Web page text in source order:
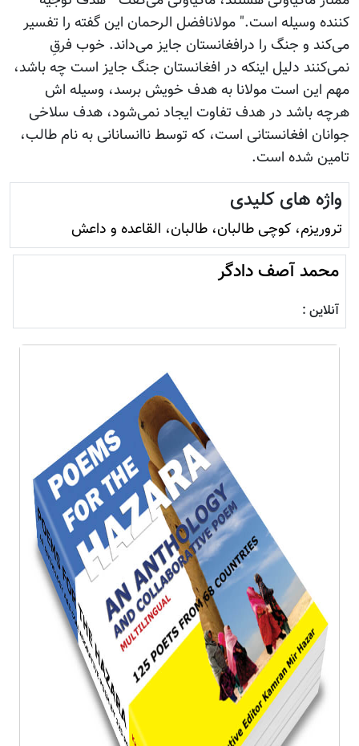
کننده وسیله است." مولانافضل الرحمان این گفته را تفسیر
می‌کند و جنگ را درافغانستان جایز می‌داند. خوب فرقِ
نمی‌کنند دلیل اینکه در افغانستان جنگ جایز است چه باشد،
مهم این است مولانا به هدف خویش برسد، وسیله اش
هرچه باشد در هدف تفاوت ایجاد نمی‌شود، هدف سلاخی
جوانان افغانستانی است، که توسط ناانسانانی به نام طالب،
تامین شده است.
واژه های کلیدی
تروريزم، کوچی طالبان، طالبان، القاعده و داعش
محمد آصف دادگر
آنلاین :